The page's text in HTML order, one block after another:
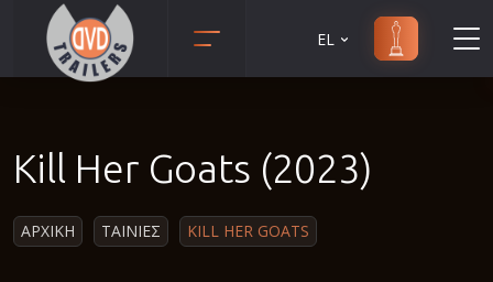
Αισθηματικές
Αστυνομικές
EL
Kill Her Goats (2023)
ΑΡΧΙΚΗ ΤΑΙΝΙΕΣ KILL HER GOATS